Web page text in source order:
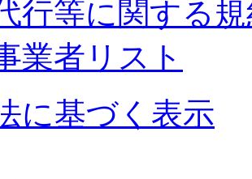
行等に関する
業者リスト
に基づく表示